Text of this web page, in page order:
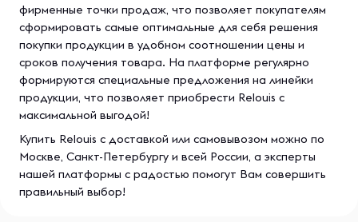
фирменные точки продаж, что позволяет покупателям
сформировать самые оптимальные для себя решения
покупки продукции в удобном соотношении цены и
сроков получения товара. На платформе регулярно
формируются специальные предложения на линейки
продукции, что позволяет приобрести Relouis с
максимальной выгодой!
Купить Relouis с доставкой или самовывозом можно по
Москве, Санкт-Петербургу и всей России, а эксперты
нашей платформы с радостью помогут Вам совершить
правильный выбор!